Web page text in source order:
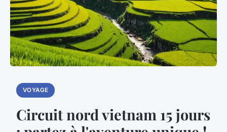
VOYAGE
Circuit nord vietnam 15 jours